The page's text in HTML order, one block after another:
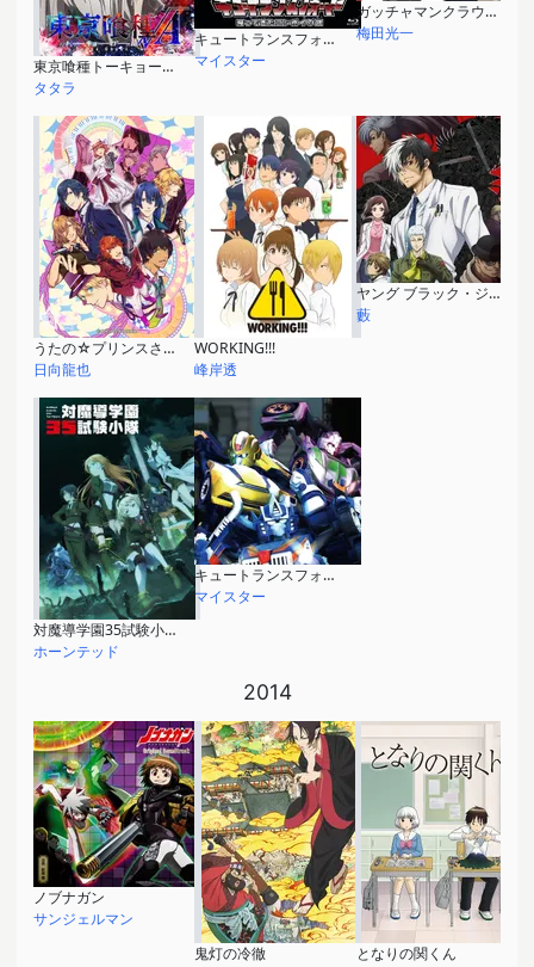
東京喰種トーキョーグール√A
タタラ
キュートランスフォーマー 帰ってきたコンボイの謎
マイスター
ガッチャマンクラウズ インサイト
梅田光一
うたの☆プリンスさまっ♪ マジLOVEレボリューションズ
日向龍也
WORKING!!!
峰岸透
ヤング ブラック・ジャック
藪
対魔導学園35試験小隊
ホーンテッド
キュートランスフォーマー さらなる人気者への道
マイスター
2014
ノブナガン
サンジェルマン
鬼灯の冷徹
となりの関くん